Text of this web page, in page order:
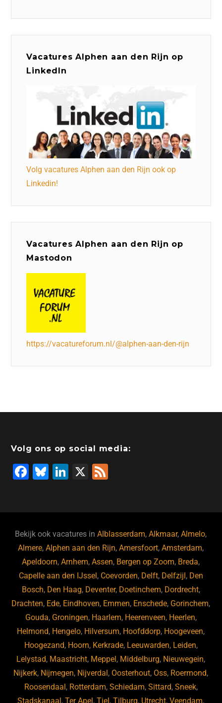
Vacatures Alphen aan den Rijn op
LinkedIn
Volg vacatures Alphen aan den Rijn ook op
Linkedin!
Vacatures Alphen aan den Rijn op
Mastodon
https://vacatureforum.nl/@alphen-aan-den-rijn
Volg ons op social media:
F
b
o
o
k
Bl
ky
Li
dI
n
X
Bekijk ook vacatures inAlblasserdam,Alkmaar,Almelo,
Almere,Alphen aan den Rijn,Amersfoort,Amsterdam,
Apeldoorn,Arnhem,Assen, Bergen op Zoom, Breda,
Capelle aan den IJssel, Coevorden, Delft, Delfzijl, Den
Bosch, Den Haag, Deventer, Doetinchem, Dordrecht,
Drachten, Ede, Eindhoven, Emmen, Enschede, Gorinchem,
Gouda, Groningen, Haarlem, Heerenveen, Heerlen,
Helmond, Hengelo, Hilversum, Hoofddorp, Hoogeveen,
Hoogezand, Hoorn, Kerkrade, Leeuwarden, Leiden,
Lelystad, Maastricht, Meppel, Middelburg, Nieuwegein,
Nijkerk, Nijmegen, Nijverdal, Oosterhout, Oss, Roermond,
Roosendaal, Rotterdam, Schiedam, Sittard, Sneek,
Stadskanaal,Ter Apel,Tiel,Tilburg, Utrecht,Veendam,